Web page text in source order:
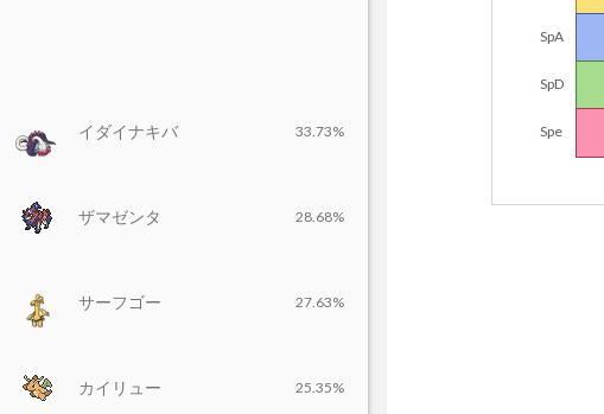
SpA
SpD
Spe
イダイナキバ 33.73%
ザマゼンタ 28.68%
サーフゴー 27.63%
カイリュー 25.35%